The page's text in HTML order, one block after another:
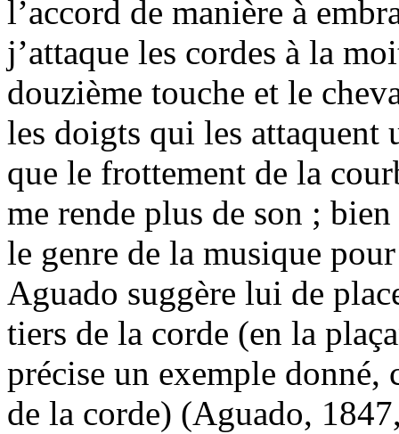
l’accord de manière à
j’attaque les cordes à la
douzième touche et le
les doigts qui les attaquent
que le frottement de la
me rende plus de son ;
le genre de la musique
Aguado suggère lui de
tiers de la corde (en la
précise un exemple donné,
de la corde) (Aguado,